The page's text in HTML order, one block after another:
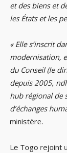
et des biens et
les États et les
« Elle s’inscrit
modernisation,
du Conseil (le
depuis 2005,
hub régional de
d’échanges
ministère.
Le Togo rejoint